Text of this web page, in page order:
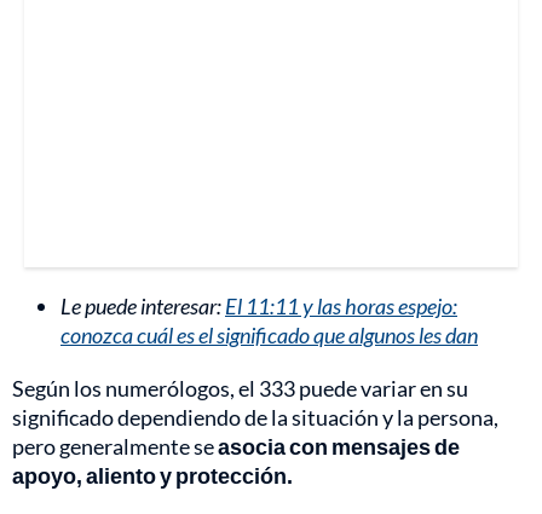
Le puede interesar:El 11:11 y las horas espejo:
conozca cuál es el significado que algunos les dan
Según los numerólogos, el 333 puede variar en su
significado dependiendo de la situación y la persona,
pero generalmente seasocia con mensajes de
apoyo, aliento y protección.